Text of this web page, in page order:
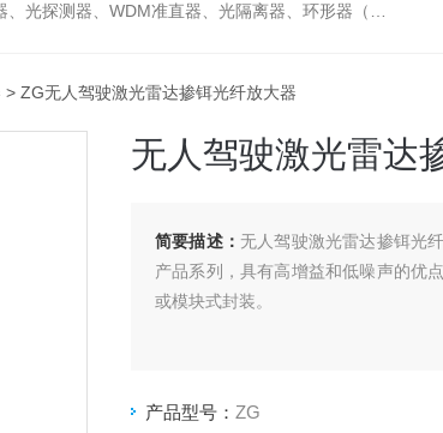
单纤/双纤准直器、激光准直器、光纤反射镜、光纤旋转器、偏振控制器（三环、挤压式）、光栅、波分复用器（CWDM/DWDM）等
> ZG无人驾驶激光雷达掺铒光纤放大器
无人驾驶激光雷达
简要描述： 无人驾驶激光雷达掺铒光
产品系列，具有高增益和低噪声的优
或模块式封装。
产品型号： ZG